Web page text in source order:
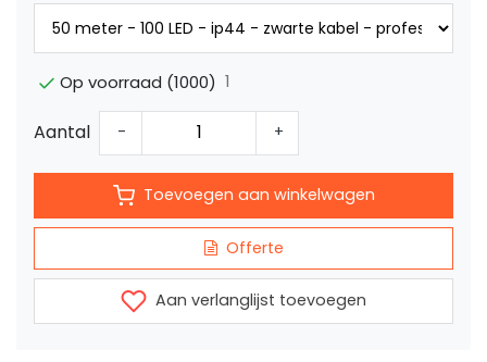
Op voorraad (1000) 1
Aantal - +
Toevoegen aan winkelwagen
Offerte
Aan verlanglijst toevoegen